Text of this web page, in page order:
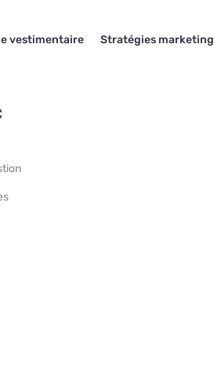
vestimentaire Stratégies marketing